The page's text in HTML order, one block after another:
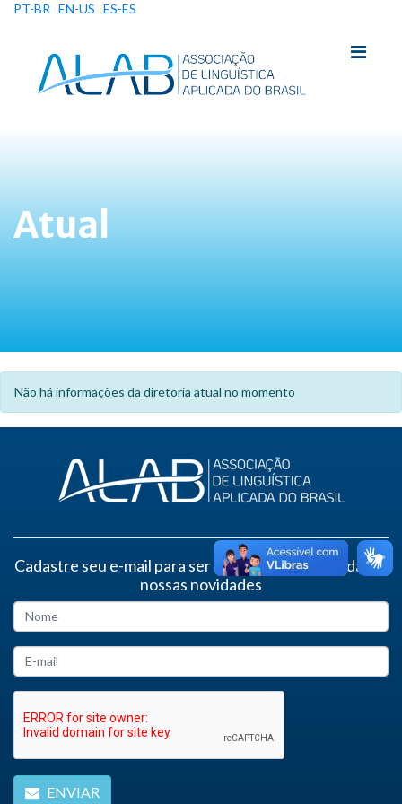
PT-BR EN-US ES-ES
Atual
Não há informações da diretoria atual no momento
Cadastre seu e-mail para ser atualizado sobre todas as
nossas novidades
ENVIAR